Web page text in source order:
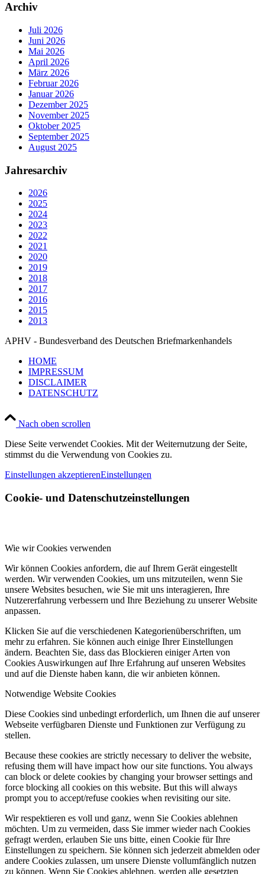
Archiv
Juli 2026
Juni 2026
Mai 2026
April 2026
März 2026
Februar 2026
Januar 2026
Dezember 2025
November 2025
Oktober 2025
September 2025
August 2025
Jahresarchiv
2026
2025
2024
2023
2022
2021
2020
2019
2018
2017
2016
2015
2013
APHV - Bundesverband des Deutschen Briefmarkenhandels
HOME
IMPRESSUM
DISCLAIMER
DATENSCHUTZ
Nach oben scrollen
Diese Seite verwendet Cookies. Mit der Weiternutzung der Seite,
stimmst du die Verwendung von Cookies zu.
Einstellungen akzeptierenEinstellungen
Cookie- und Datenschutzeinstellungen
Wie wir Cookies verwenden
Wir können Cookies anfordern, die auf Ihrem Gerät eingestellt
werden. Wir verwenden Cookies, um uns mitzuteilen, wenn Sie
unsere Websites besuchen, wie Sie mit uns interagieren, Ihre
Nutzererfahrung verbessern und Ihre Beziehung zu unserer Website
anpassen.
Klicken Sie auf die verschiedenen Kategorienüberschriften, um
mehr zu erfahren. Sie können auch einige Ihrer Einstellungen
ändern. Beachten Sie, dass das Blockieren einiger Arten von
Cookies Auswirkungen auf Ihre Erfahrung auf unseren Websites
und auf die Dienste haben kann, die wir anbieten können.
Notwendige Website Cookies
Diese Cookies sind unbedingt erforderlich, um Ihnen die auf unserer
Webseite verfügbaren Dienste und Funktionen zur Verfügung zu
stellen.
Because these cookies are strictly necessary to deliver the website,
refusing them will have impact how our site functions. You always
can block or delete cookies by changing your browser settings and
force blocking all cookies on this website. But this will always
prompt you to accept/refuse cookies when revisiting our site.
Wir respektieren es voll und ganz, wenn Sie Cookies ablehnen
möchten. Um zu vermeiden, dass Sie immer wieder nach Cookies
gefragt werden, erlauben Sie uns bitte, einen Cookie für Ihre
Einstellungen zu speichern. Sie können sich jederzeit abmelden oder
andere Cookies zulassen, um unsere Dienste vollumfänglich nutzen
zu können. Wenn Sie Cookies ablehnen, werden alle gesetzten